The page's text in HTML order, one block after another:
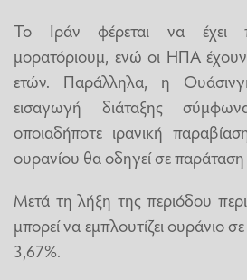
Το Ιράν φέρεται να έχει
μορατόριουμ, ενώ οι ΗΠΑ έχουν
ετών. Παράλληλα, η
εισαγωγή διάταξης
οποιαδήποτε ιρανική
ουρανίου θα οδηγεί σε
Μετά τη λήξη της περιόδου
μπορεί να εμπλουτίζει ουράνιο
3,67%.